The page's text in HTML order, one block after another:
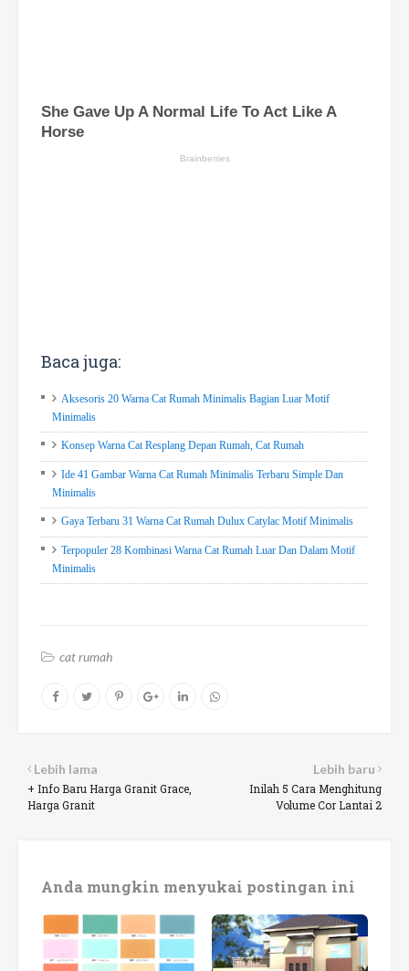
Baca juga:
Aksesoris 20 Warna Cat Rumah Minimalis Bagian Luar Motif
Minimalis
Konsep Warna Cat Resplang Depan Rumah, Cat Rumah
Ide 41 Gambar Warna Cat Rumah Minimalis Terbaru Simple Dan
Minimalis
Gaya Terbaru 31 Warna Cat Rumah Dulux Catylac Motif Minimalis
Terpopuler 28 Kombinasi Warna Cat Rumah Luar Dan Dalam Motif
Minimalis
cat rumah
Lebih baru
Inilah 5 Cara Menghitung
Volume Cor Lantai 2
Lebih lama
+ Info Baru Harga Granit Grace,
Harga Granit
Anda mungkin menyukai postingan ini